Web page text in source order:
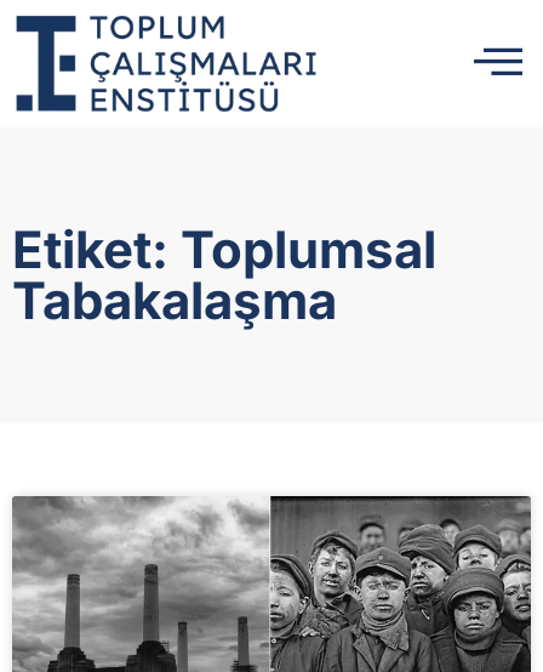
Etiket: Toplumsal
Tabakalaşma